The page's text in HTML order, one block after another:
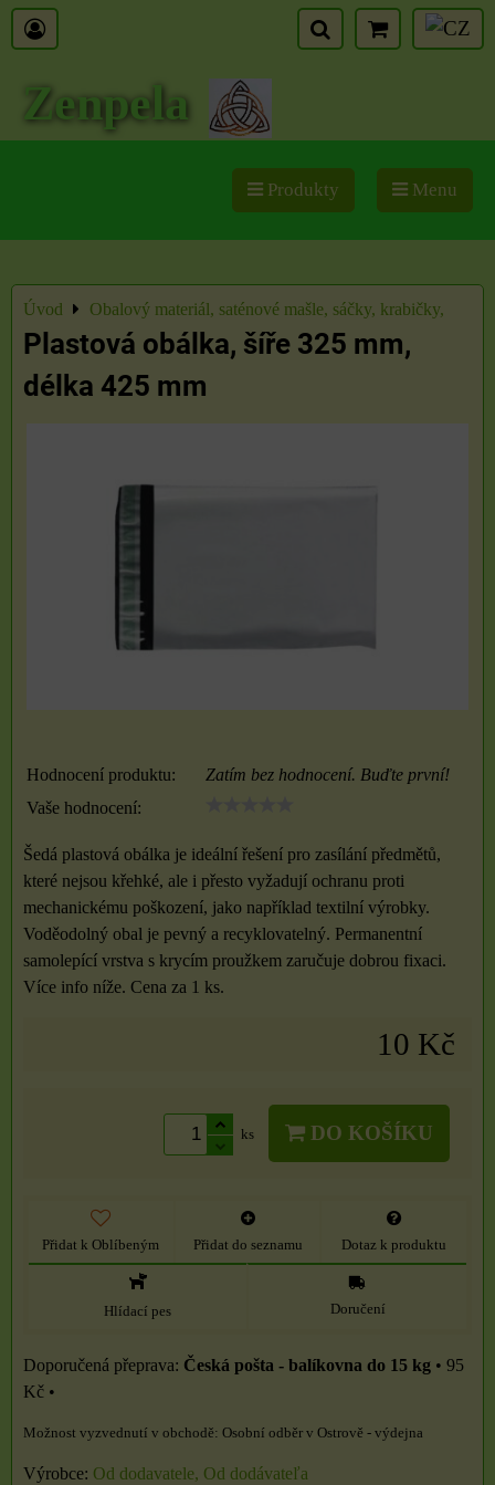
Zenpela
Produkty Menu
Úvod Obalový materiál, saténové mašle, sáčky, krabičky,
Plastová obálka, šíře 325 mm,
délka 425 mm
Hodnocení produktu:
Zatím bez hodnocení. Buďte první!
Vaše hodnocení:
Šedá plastová obálka je ideální řešení pro zasílání předmětů,
které nejsou křehké, ale i přesto vyžadují ochranu proti
mechanickému poškození, jako například textilní výrobky.
Voděodolný obal je pevný a recyklovatelný. Permanentní
samolepící vrstva s krycím proužkem zaručuje dobrou fixaci.
Více info níže. Cena za 1 ks.
10 Kč
ks DO KOŠÍKU
Přidat k Oblíbeným Přidat do seznamu Dotaz k produktu
Hlídací pes Doručení
Česká pošta - balíkovna do 15 kg • 95
Kč •
Osobní odběr v Ostrově - výdejna
Výrobce: Od dodavatele, Od dodávateľa